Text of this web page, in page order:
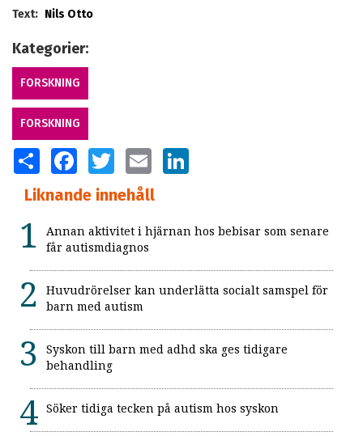
Text: Nils Otto
Kategorier:
FORSKNING
FORSKNING
SHARE FACEBOOKTWITTER EMAIL
Liknande innehåll
Annan aktivitet i hjärnan hos bebisar som senare
får autismdiagnos
Huvudrörelser kan underlätta socialt samspel för
barn med autism
Syskon till barn med adhd ska ges tidigare
behandling
Söker tidiga tecken på autism hos syskon